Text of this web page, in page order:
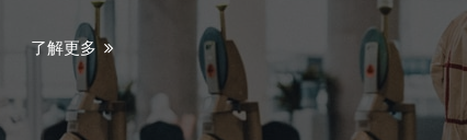
了解更多